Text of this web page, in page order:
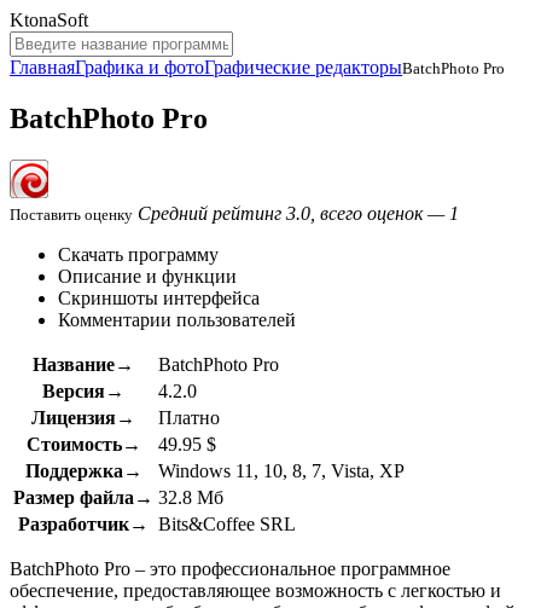
KtonaSoft
ГлавнаяГрафика и фотоГрафические редакторыBatchPhoto Pro
BatchPhoto Pro
Поставить оценку Средний рейтинг 3.0, всего оценок — 1
Скачать программу
Описание и функции
Скриншоты интерфейса
Комментарии пользователей
Название→
BatchPhoto Pro
Версия→
4.2.0
Лицензия→
Платно
Стоимость→
49.95 $
Поддержка→
Windows 11, 10, 8, 7, Vista, XP
Размер файла→ 32.8 Мб
Разработчик→
Bits&Coffee SRL
BatchPhoto Pro – это профессиональное программное
обеспечение, предоставляющее возможность с легкостью и